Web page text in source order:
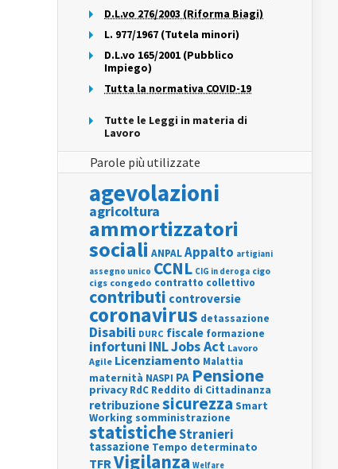
D.L.vo 276/2003 (Riforma Biagi)
L. 977/1967 (Tutela minori)
D.L.vo 165/2001 (Pubblico
Impiego)
Tutta la normativa COVID-19
Tutte le Leggi in materia di
Lavoro
Parole più utilizzate
agevolazioni
agricoltura
ammortizzatori
sociali ANPALAppalto artigiani
assegno unico CCNL CIG in deroga cigo
cigs congedo contratto collettivo
contributi controversie
coronavirus detassazione
Disabili DURC fiscale formazione
infortuni INLJobs Act Lavoro
Agile Licenziamento Malattia
maternità NASPI PA Pensione
privacy RdC Reddito di Cittadinanza
retribuzionesicurezza Smart
Working somministrazione
statisticheStranieri
tassazione Tempo determinato
TFRVigilanza Welfare